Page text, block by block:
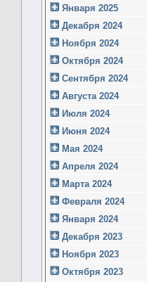
Января 2025
Декабря 2024
Ноября 2024
Октября 2024
Сентября 2024
Августа 2024
Июля 2024
Июня 2024
Мая 2024
Апреля 2024
Марта 2024
Февраля 2024
Января 2024
Декабря 2023
Ноября 2023
Октября 2023